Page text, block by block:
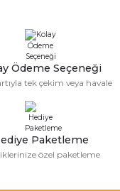
Ödeme Seçeneği
tek çekim veya havale
Paketleme
özel paketleme